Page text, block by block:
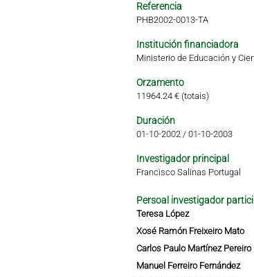
Referencia
PHB2002-0013-TA
Institución financiadora
Ministerio de Educación y
Orzamento
11964.24 € (totais)
Duración
01-10-2002 /01-10-2003
Investigador principal
Francisco Salinas Portugal
Persoal investigador
Teresa López
Xosé Ramón Freixeiro Mato
Carlos Paulo Martínez Pereiro
Manuel Ferreiro Fernández